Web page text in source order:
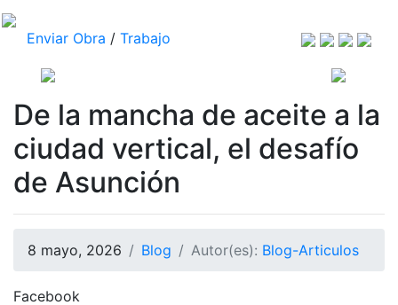
Enviar Obra / Trabajo
De la mancha de aceite a la
ciudad vertical, el desafío
de Asunción
8 mayo, 2026 Blog Autor(es): Blog-Articulos
Facebook